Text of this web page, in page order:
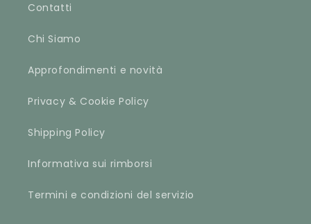
Contatti
Chi Siamo
Approfondimenti e novità
Privacy & Cookie Policy
Shipping Policy
Informativa sui rimborsi
Termini e condizioni del servizio